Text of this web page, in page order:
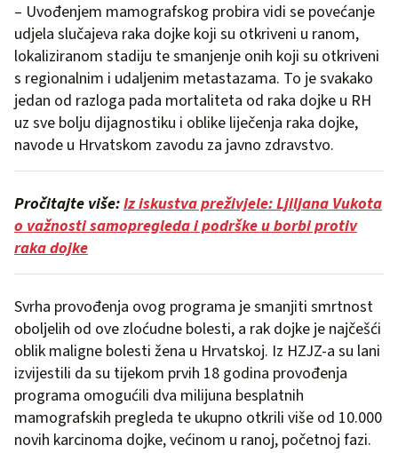
– Uvođenjem mamografskog probira vidi se povećanje
udjela slučajeva raka dojke koji su otkriveni u ranom,
lokaliziranom stadiju te smanjenje onih koji su otkriveni
s regionalnim i udaljenim metastazama. To je svakako
jedan od razloga pada mortaliteta od raka dojke u RH
uz sve bolju dijagnostiku i oblike liječenja raka dojke,
navode u Hrvatskom zavodu za javno zdravstvo.
Pročitajte više:Iz iskustva preživjele: Ljiljana Vukota
o važnosti samopregleda i podrške u borbi protiv
raka dojke
Svrha provođenja ovog programa je smanjiti smrtnost
oboljelih od ove zloćudne bolesti, a rak dojke je najčešći
oblik maligne bolesti žena u Hrvatskoj. Iz HZJZ-a su lani
izvijestili da su tijekom prvih 18 godina provođenja
programa omogućili dva milijuna besplatnih
mamografskih pregleda te ukupno otkrili više od 10.000
novih karcinoma dojke, većinom u ranoj, početnoj fazi.